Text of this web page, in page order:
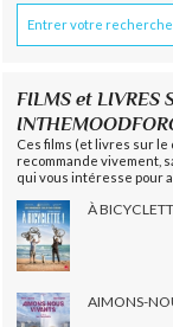
FILMS et LIVRES
Ces films (et livres sur
recommande vivement,
qui vous intéresse pour
À
AIMONS-